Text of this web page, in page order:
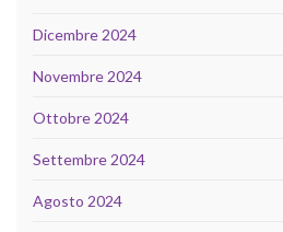
Dicembre 2024
Novembre 2024
Ottobre 2024
Settembre 2024
Agosto 2024